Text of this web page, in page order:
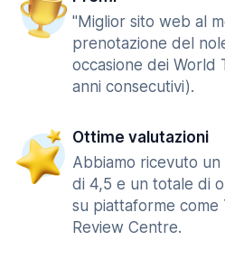
"Miglior sito web al
prenotazione del
occasione dei World
anni consecutivi).
Ottime valutazioni
Abbiamo ricevuto
di 4,5 e un totale di
su piattaforme come
Review Centre.